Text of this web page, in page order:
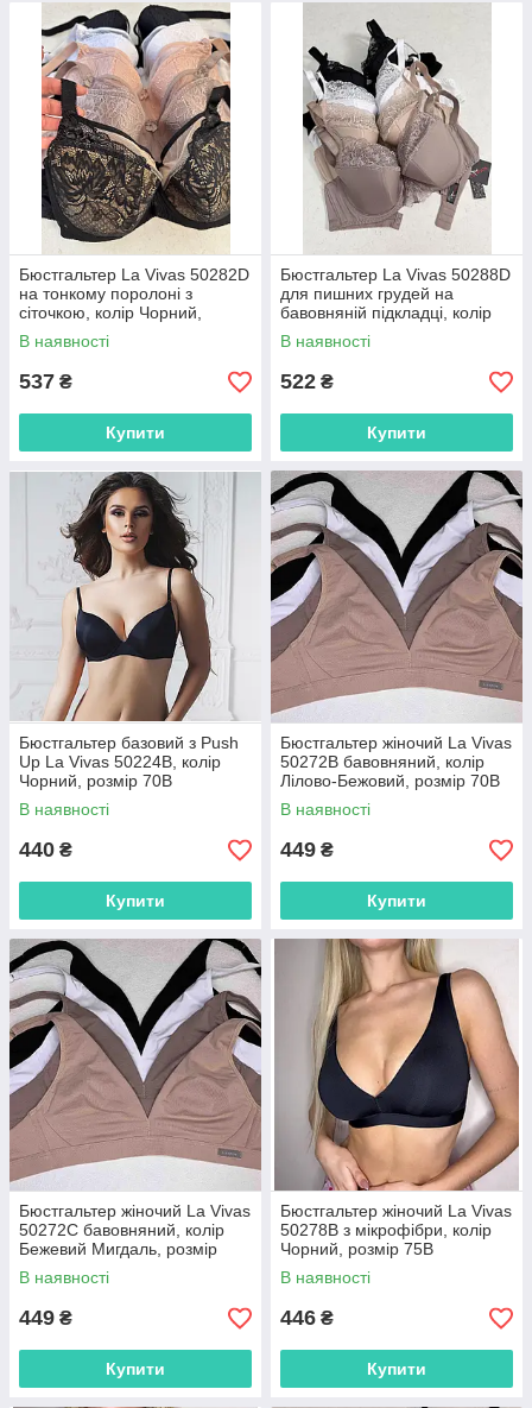
Бюстгальтер La Vivas 50282D
на тонкому поролоні з
сіточкою, колір Чорний,
розмір 85D
В наявності
537 ₴
Купити
Бюстгальтер La Vivas 50288D
для пишних грудей на
бавовняній підкладці, колір
Білий, розмір 90D
В наявності
522 ₴
Купити
Бюстгальтер базовий з Push
Up La Vivas 50224B, колір
Чорний, розмір 70B
В наявності
440 ₴
Купити
Бюстгальтер жіночий La Vivas
50272B бавовняний, колір
Лілово-Бежовий, розмір 70B
В наявності
449 ₴
Купити
Бюстгальтер жіночий La Vivas
50272С бавовняний, колір
Бежевий Мигдаль, розмір
80C
В наявності
449 ₴
Купити
Бюстгальтер жіночий La Vivas
50278B з мікрофібри, колір
Чорний, розмір 75B
В наявності
446 ₴
Купити